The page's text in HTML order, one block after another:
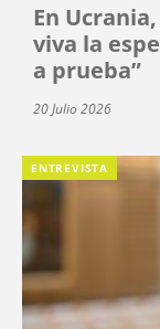
En
viva la
a prueba”
20 Julio 2026
ENTREVISTA